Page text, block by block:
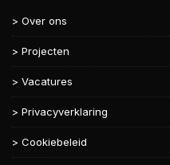
> Over ons
> Projecten
> Vacatures
> Privacyverklaring
> Cookiebeleid